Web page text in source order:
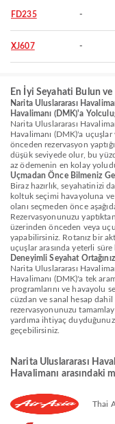
FD235 -
XJ607 -
En İyi Seyahati Bulun
Narita Uluslararası
Havalimanı (DMK)'a
Narita Uluslararası
Havalimanı (DMK)'a
önceden rezervasyon
düşük seviyede olur, bu
az ödemenin en kolay
Uçmadan Önce Bilmeniz
Biraz hazırlık, seyahatinizi
koltuk seçimi havayoluna
olanı seçmeden önce
Rezervasyonunuzu
üzerinden önceden veya
yapabilirsiniz. Rotanız bir
uçuşlar arasında yeterli süre
Deneyimli Seyahat
Narita Uluslararası
Havalimanı (DMK)'a tek
programlarını ve havayolu
cüzdan ve sanal hesap
rezervasyonunuzu
yardıma ihtiyaç
geçebilirsiniz.
Narita Uluslararası
Havalimanı arasındaki
Thai